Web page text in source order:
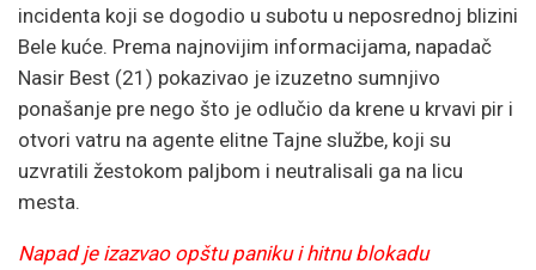
incidenta koji se dogodio u subotu u neposrednoj blizini
Bele kuće. Prema najnovijim informacijama, napadač
Nasir Best (21) pokazivao je izuzetno sumnjivo
ponašanje pre nego što je odlučio da krene u krvavi pir i
otvori vatru na agente elitne Tajne službe, koji su
uzvratili žestokom paljbom i neutralisali ga na licu
mesta.
Napad je izazvao opštu paniku i hitnu blokadu